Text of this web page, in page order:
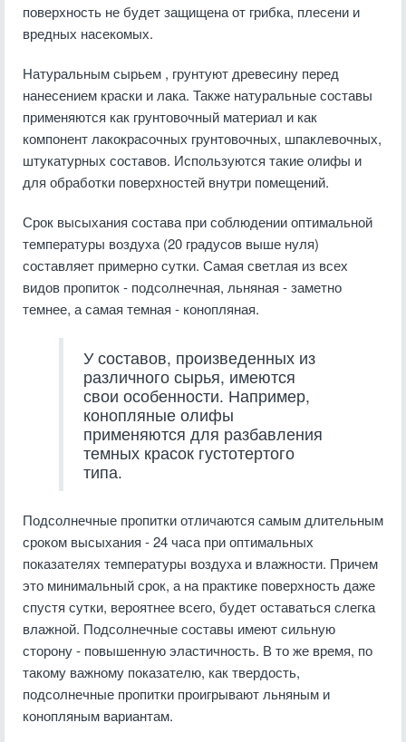
поверхность не будет защищена от грибка, плесени и
вредных насекомых.
Натуральным сырьем , грунтуют древесину перед
нанесением краски и лака. Также натуральные составы
применяются как грунтовочный материал и как
компонент лакокрасочных грунтовочных, шпаклевочных,
штукатурных составов. Используются такие олифы и
для обработки поверхностей внутри помещений.
Срок высыхания состава при соблюдении оптимальной
температуры воздуха (20 градусов выше нуля)
составляет примерно сутки. Самая светлая из всех
видов пропиток - подсолнечная, льняная - заметно
темнее, а самая темная - конопляная.
У составов, произведенных из
различного сырья, имеются
свои особенности. Например,
конопляные олифы
применяются для разбавления
темных красок густотертого
типа.
Подсолнечные пропитки отличаются самым длительным
сроком высыхания - 24 часа при оптимальных
показателях температуры воздуха и влажности. Причем
это минимальный срок, а на практике поверхность даже
спустя сутки, вероятнее всего, будет оставаться слегка
влажной. Подсолнечные составы имеют сильную
сторону - повышенную эластичность. В то же время, по
такому важному показателю, как твердость,
подсолнечные пропитки проигрывают льняным и
конопляным вариантам.